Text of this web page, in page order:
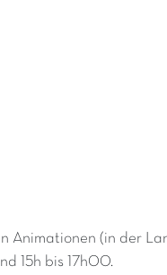
Animationen (in der
15h bis 17h00.